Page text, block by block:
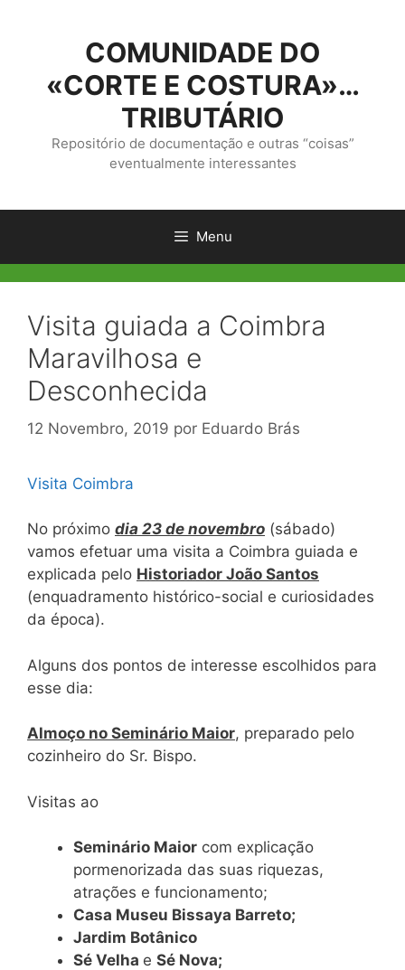
conteúdo
COMUNIDADE DO
«CORTE E COSTURA»…
TRIBUTÁRIO
Repositório de documentação e outras “coisas”
eventualmente interessantes
Menu
Visita guiada a Coimbra
Maravilhosa e
Desconhecida
12 Novembro, 2019 por Eduardo Brás
Visita Coimbra
No próximo dia 23 de novembro (sábado)
vamos efetuar uma visita a Coimbra guiada e
explicada pelo Historiador João Santos
(enquadramento histórico-social e curiosidades
da época).
Alguns dos pontos de interesse escolhidos para
esse dia:
Almoço no Seminário Maior, preparado pelo
cozinheiro do Sr. Bispo.
Visitas ao
Seminário Maior com explicação
pormenorizada das suas riquezas,
atrações e funcionamento;
Casa Museu Bissaya Barreto;
Jardim Botânico
Sé Velha e Sé Nova;